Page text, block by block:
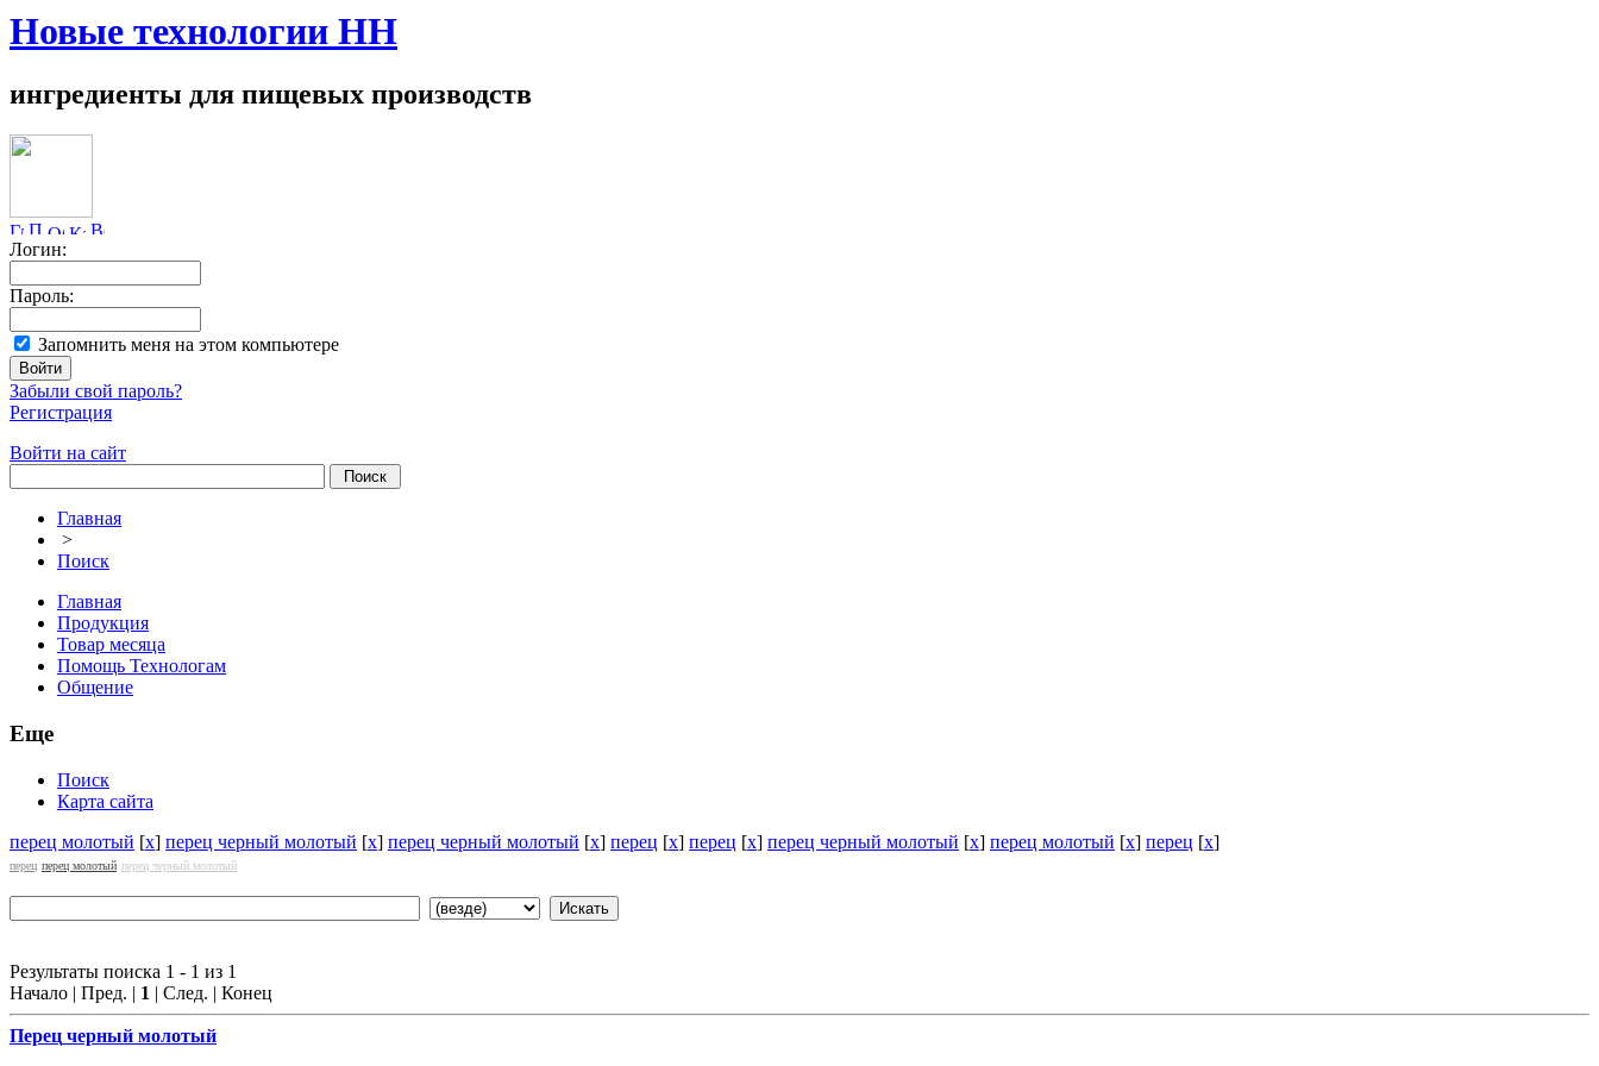
Новые технологии НН
ингредиенты для пищевых производств
Логин:
Пароль:
Запомнить меня на этом компьютере
Забыли свой пароль?
Регистрация
Войти на сайт
Главная
>
Поиск
Главная
Продукция
Товар месяца
Помощь Технологам
Общение
Еще
Поиск
Карта сайта
перец молотый [x] перец черный молотый [x] перец черный молотый [x] перец [x] перец [x] перец черный молотый [x] перец молотый [x] перец [x]
перец перец молотый перец черный молотый
Результаты поиска 1 - 1 из 1
Начало | Пред. | 1 | След. | Конец
Перец черный молотый